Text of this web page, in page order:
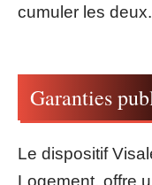
cumuler les deux.
Garanties
Le dispositif
Logement, offre